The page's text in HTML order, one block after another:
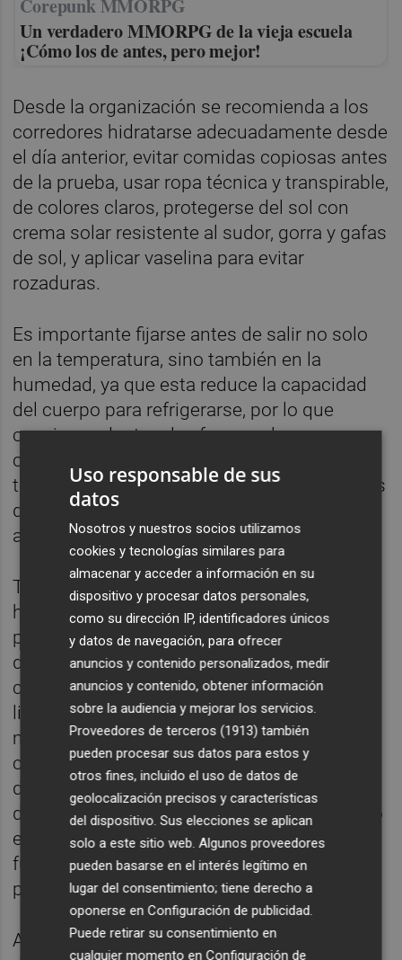
Corepunk MMORPG
Un verdadero MMORPG de la vieja escuela
¡Cómo los de antes, pero mejor!
Desde la organización se recomienda a los
corredores hidratarse adecuadamente desde
el día anterior, evitar comidas copiosas antes
de la prueba, usar ropa técnica y transpirable,
de colores claros, protegerse del sol con
crema solar resistente al sudor, gorra y gafas
de sol, y aplicar vaselina para evitar
rozaduras.
Es importante fijarse antes de salir no solo
en la temperatura, sino también en la
humedad, ya que esta reduce la capacidad
del cuerpo para refrigerarse, por lo que
conviene adaptar el esfuerzo a las
condiciones del día. No se debe esperar a
tener sed: lo ideal es ingerir pequeños tragos
de agua cada 10 minutos
aproximadamente.
También se aconseja reducir el ritmo
habitual, olvidarse del reloj y disfrutar sin
presión, ya que en esta época los ritmos
deben ser menos intensos. Los
calentamientos, además, deben ser más
ligeros, ya que el cuerpo entra en calor
mucho antes. Es fundamental escuchar al
cuerpo y estar atentos a posibles síntomas
de golpe de calor como náuseas, vértigos,
dolor de cabeza, desorientación o cansancio
excesivo; si alguien se encuentra mal, es
fundamental que se detenga, se hidrate y
pida ayuda.
Al finalizar la carrera, se recomienda no
Uso responsable de sus
datos
Nosotros y nuestros socios utilizamos
cookies y tecnologías similares para
almacenar y acceder a información en su
dispositivo y procesar datos personales,
como su dirección IP, identificadores únicos
y datos de navegación, para ofrecer
anuncios y contenido personalizados, medir
anuncios y contenido, obtener información
sobre la audiencia y mejorar los servicios.
Proveedores de terceros (1913) también
pueden procesar sus datos para estos y
otros fines, incluido el uso de datos de
geolocalización precisos y características
del dispositivo. Sus elecciones se aplican
solo a este sitio web. Algunos proveedores
pueden basarse en el interés legítimo en
lugar del consentimiento; tiene derecho a
oponerse enConfiguración de publicidad.
Puede retirar su consentimiento en
cualquier momento enConfiguración de